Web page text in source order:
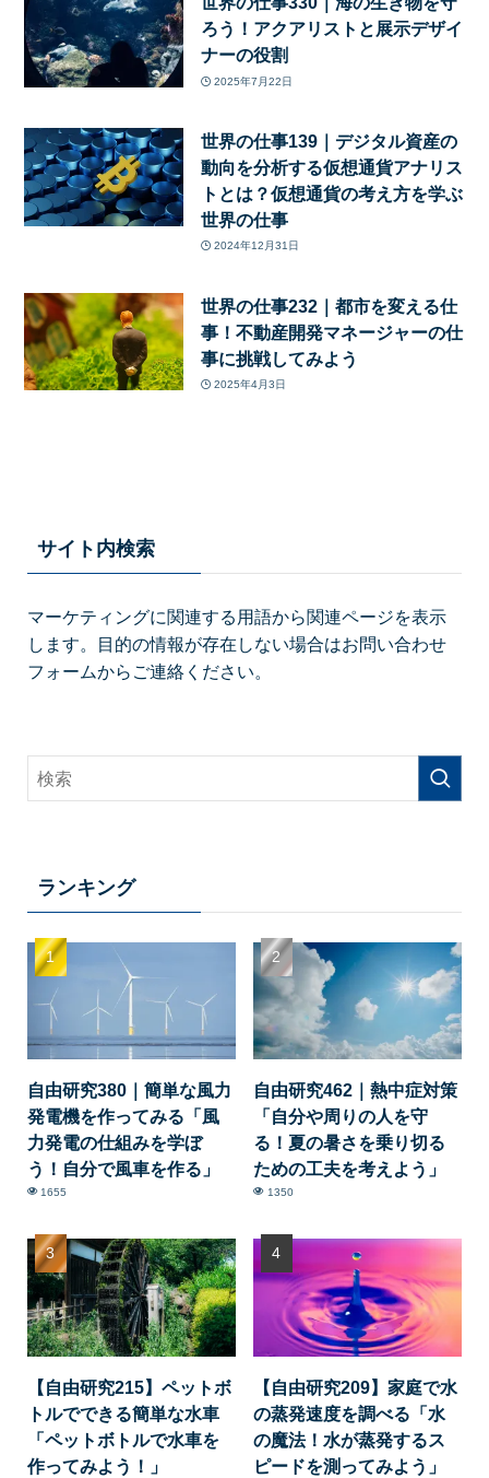
ろう！アクアリストと展示デザイ
ナーの役割
2025年7月22日
世界の仕事139｜デジタル資産の
動向を分析する仮想通貨アナリス
トとは？仮想通貨の考え方を学ぶ
世界の仕事
2024年12月31日
世界の仕事232｜都市を変える仕
事！不動産開発マネージャーの仕
事に挑戦してみよう
2025年4月3日
サイト内検索
マーケティングに関連する用語から関連ページを表示
します。目的の情報が存在しない場合はお問い合わせ
フォームからご連絡ください。
ランキング
自由研究380｜簡単な風力
発電機を作ってみる「風
力発電の仕組みを学ぼ
う！自分で風車を作る」
1655
自由研究462｜熱中症対策
「自分や周りの人を守
る！夏の暑さを乗り切る
ための工夫を考えよう」
1350
【自由研究215】ペットボ
トルでできる簡単な水車
「ペットボトルで水車を
作ってみよう！」
【自由研究209】家庭で水
の蒸発速度を調べる「水
の魔法！水が蒸発するス
ピードを測ってみよう」